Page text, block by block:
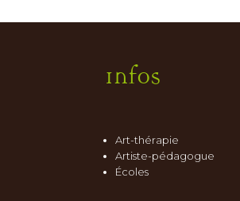
Infos
Art-thérapie
Artiste-pédagogue
Écoles